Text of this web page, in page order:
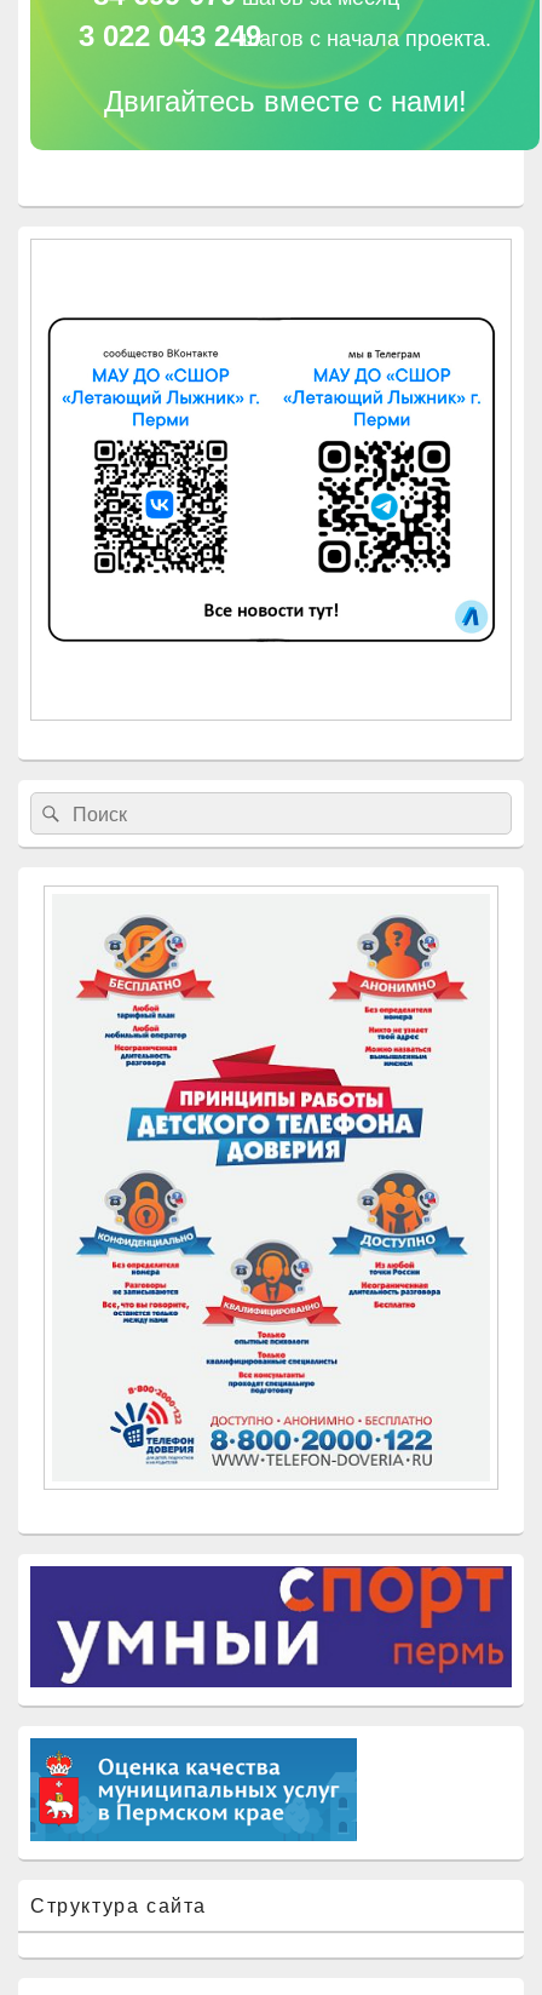
3 022 043 249шагов с начала проекта.
Двигайтесь вместе с нами!
Найти:Поиск
Структура сайта